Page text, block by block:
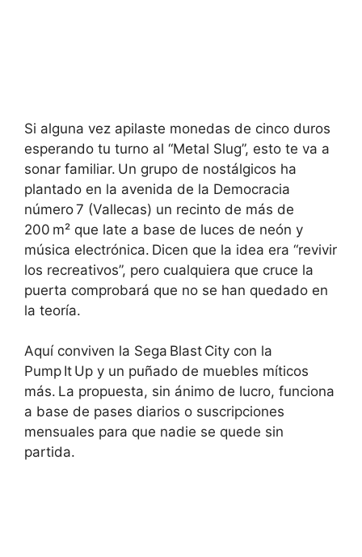
Si alguna vez apilaste monedas de cinco duros
esperando tu turno al “Metal Slug”, esto te va a
sonar familiar. Un grupo de nostálgicos ha
plantado en la avenida de la Democracia
número 7 (Vallecas) un recinto de más de
200 m² que late a base de luces de neón y
música electrónica. Dicen que la idea era “revivir
los recreativos”, pero cualquiera que cruce la
puerta comprobará que no se han quedado en
la teoría.
Aquí conviven la Sega Blast City con la
Pump It Up y un puñado de muebles míticos
más. La propuesta, sin ánimo de lucro, funciona
a base de pases diarios o suscripciones
mensuales para que nadie se quede sin
partida.